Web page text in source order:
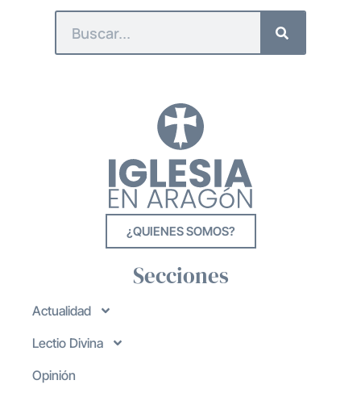
¿QUIENES SOMOS?
Secciones
Actualidad
Lectio Divina
Opinión